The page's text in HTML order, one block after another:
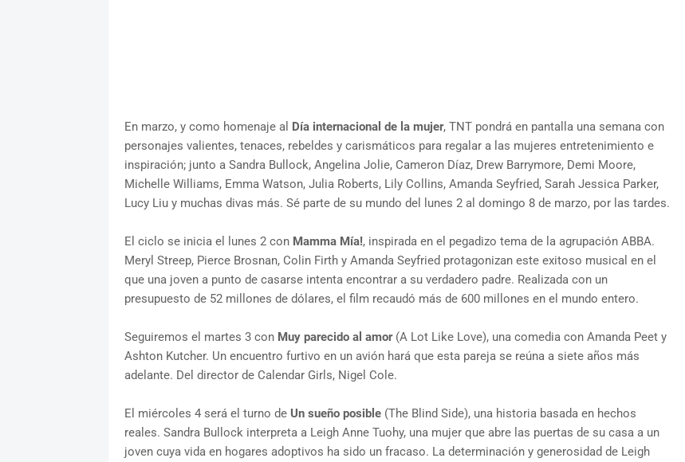
En marzo, y como homenaje al Día internacional de la mujer, TNT pondrá en pantalla una semana con
personajes valientes, tenaces, rebeldes y carismáticos para regalar a las mujeres entretenimiento e
inspiración; junto a Sandra Bullock, Angelina Jolie, Cameron Díaz, Drew Barrymore, Demi Moore,
Michelle Williams, Emma Watson, Julia Roberts, Lily Collins, Amanda Seyfried, Sarah Jessica Parker,
Lucy Liu y muchas divas más. Sé parte de su mundo del lunes 2 al domingo 8 de marzo, por las tardes.
El ciclo se inicia el lunes 2 con Mamma Mía!, inspirada en el pegadizo tema de la agrupación ABBA.
Meryl Streep, Pierce Brosnan, Colin Firth y Amanda Seyfried protagonizan este exitoso musical en el
que una joven a punto de casarse intenta encontrar a su verdadero padre. Realizada con un
presupuesto de 52 millones de dólares, el film recaudó más de 600 millones en el mundo entero.
Seguiremos el martes 3 con Muy parecido al amor(A Lot Like Love), una comedia con Amanda Peet y
Ashton Kutcher. Un encuentro furtivo en un avión hará que esta pareja se reúna a siete años más
adelante. Del director de Calendar Girls, Nigel Cole.
El miércoles 4 será el turno de Un sueño posible(The Blind Side), una historia basada en hechos
reales. Sandra Bullock interpreta a Leigh Anne Tuohy, una mujer que abre las puertas de su casa a un
joven cuya vida en hogares adoptivos ha sido un fracaso. La determinación y generosidad de Leigh